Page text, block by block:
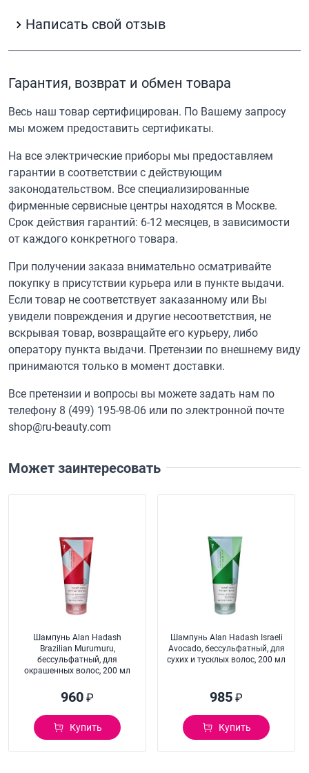
Написать свой отзыв
Гарантия, возврат и обмен товара
Весь наш товар сертифицирован. По Вашему запросу
мы можем предоставить сертификаты.
На все электрические приборы мы предоставляем
гарантии в соответствии с действующим
законодательством. Все специализированные
фирменные сервисные центры находятся в Москве.
Срок действия гарантий: 6-12 месяцев, в зависимости
от каждого конкретного товара.
При получении заказа внимательно осматривайте
покупку в присутствии курьера или в пункте выдачи.
Если товар не соответствует заказанному или Вы
увидели повреждения и другие несоответствия, не
вскрывая товар, возвращайте его курьеру, либо
оператору пункта выдачи. Претензии по внешнему виду
принимаются только в момент доставки.
Все претензии и вопросы вы можете задать нам по
телефону 8 (499) 195-98-06 или по электронной почте
shop@ru-beauty.com
Может заинтересовать
Шампунь Alan Hadash
Brazilian Murumuru,
бессульфатный, для
окрашенных волос, 200 мл
960 ₽
Купить
Шампунь Alan Hadash Israeli
Avocado, бессульфатный, для
сухих и тусклых волос, 200 мл
985 ₽
Купить